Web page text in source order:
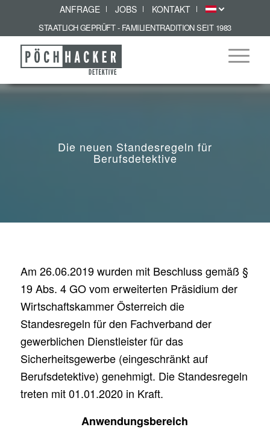
ANFRAGE JOBS KONTAKT
STAATLICH GEPRÜFT - FAMILIENTRADITION SEIT 1983
Die neuen Standesregeln für
Berufsdetektive
Am 26.06.2019 wurden mit Beschluss gemäß §
19 Abs. 4 GO vom erweiterten Präsidium der
Wirtschaftskammer Österreich die
Standesregeln für den Fachverband der
gewerblichen Dienstleister für das
Sicherheitsgewerbe (eingeschränkt auf
Berufsdetektive) genehmigt. Die Standesregeln
treten mit 01.01.2020 in Kraft.
Anwendungsbereich